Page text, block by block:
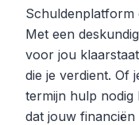
Schuldenplatform
Met een
voor jou
die je verdient. Of
termijn hulp
dat jouw financiën